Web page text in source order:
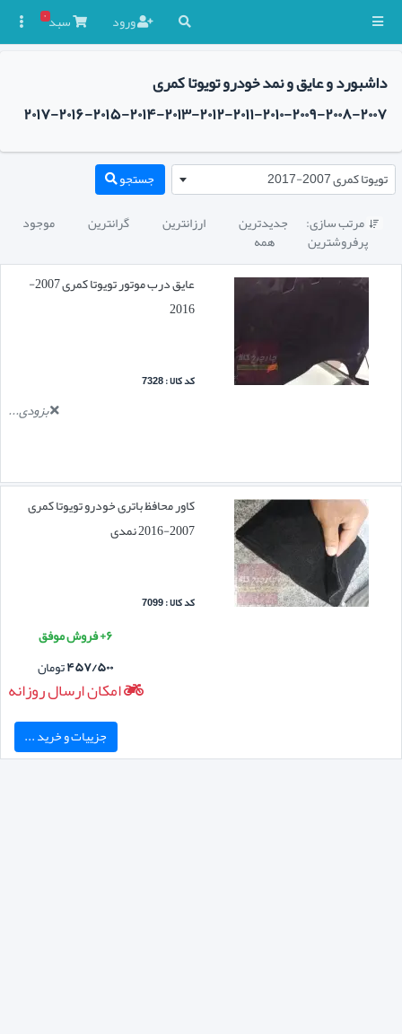
ورود سبد۰
داشبورد و عایق و نمد خودرو تویوتا کمری
۲۰۰۷-۲۰۰۸-۲۰۰۹-۲۰۱۰-۲۰۱۱-۲۰۱۲-۲۰۱۳-۲۰۱۴-۲۰۱۵-۲۰۱۶-۲۰۱۷
تویوتا کمری 2007-2017 جستجو
 مرتب سازی: جدیدترین ارزانترین گرانترین موجود
پرفروشترین
همه
عایق درب موتور تویوتا کمری 2007-
2016
کد کالا : 7328
بزودی...
کاور محافظ باتری خودرو تویوتا کمری
2007-2016 نمدی
کد کالا : 7099
۶+ فروش موفق
۴۵۷/۵۰۰تومان
امکان ارسال روزانه
جزییات و خرید ...